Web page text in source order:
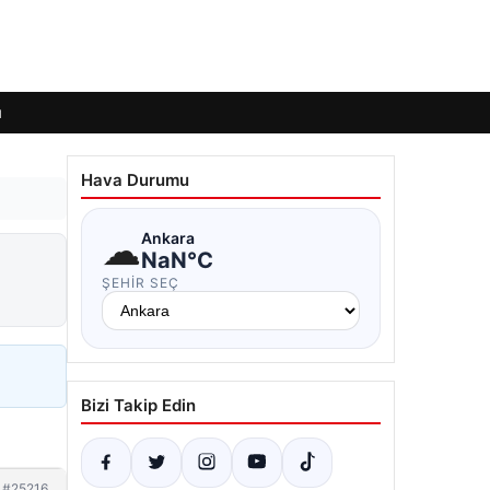
Hava Durumu
☁Ankara
NaN°C
ŞEHIR SEÇ
Bizi Takip Edin